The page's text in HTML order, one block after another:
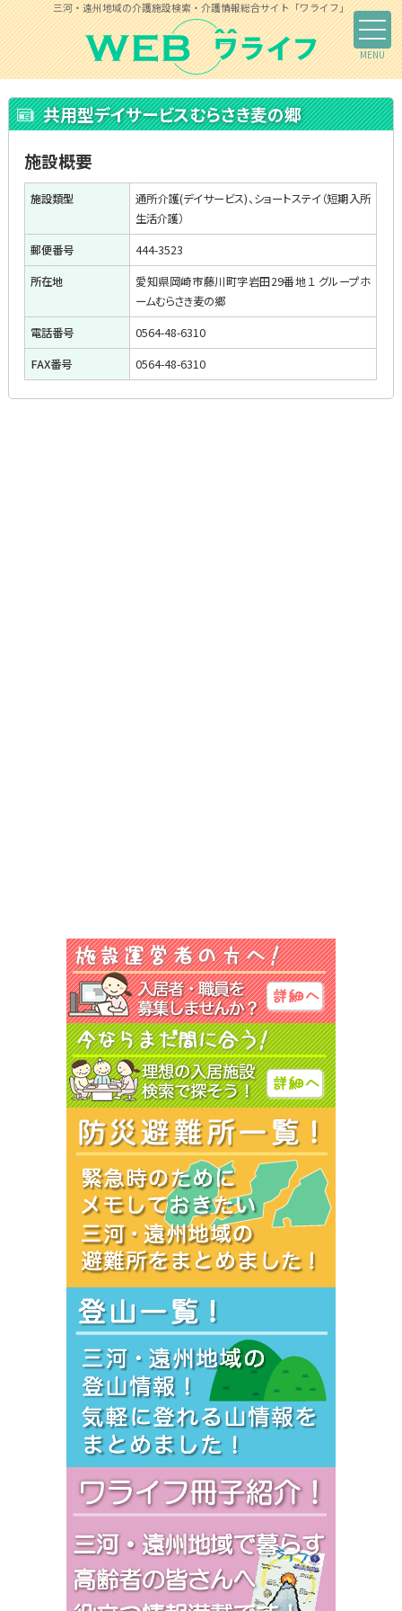
三河・遠州地域の介護施設検索・介護情報総合サイト「ワライフ」
共用型デイサービスむらさき麦の郷
施設概要
施設類型
通所介護(デイサービス)、ショートステイ（短期入所
生活介護）
郵便番号
444-3523
所在地
愛知県岡崎市藤川町字岩田29番地１ グループホ
ームむらさき麦の郷
電話番号
0564-48-6310
FAX番号
0564-48-6310